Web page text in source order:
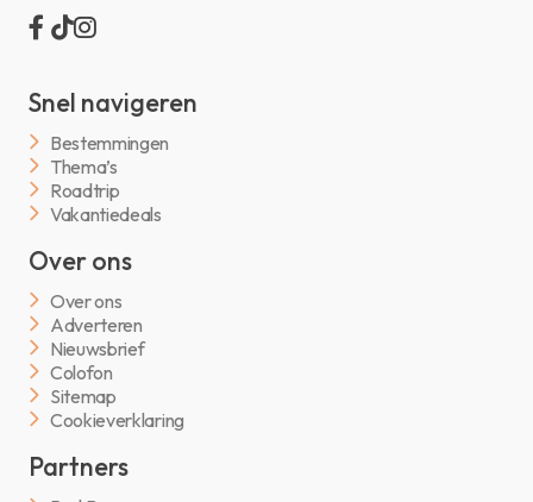
Snel navigeren
Bestemmingen
Thema’s
Roadtrip
Vakantiedeals
Over ons
Over ons
Adverteren
Nieuwsbrief
Colofon
Sitemap
Cookieverklaring
Partners